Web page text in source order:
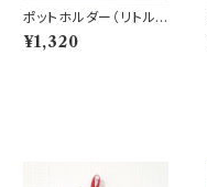
ポットホルダー（リトルス
トロベリー）
¥1,320